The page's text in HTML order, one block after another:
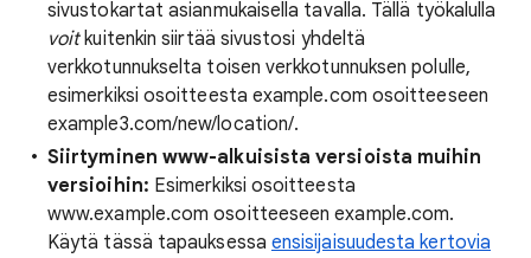
sivustokartat asianmukaisella tavalla. Tällä työkalulla
voitkuitenkin siirtää sivustosi yhdeltä
verkkotunnukselta toisen verkkotunnuksen polulle,
esimerkiksi osoitteesta example.com osoitteeseen
example3.com/new/location/.
Siirtyminen www-alkuisista versioista muihin
versioihin: Esimerkiksi osoitteesta
www.example.com osoitteeseen example.com.
Käytä tässä tapauksessa ensisijaisuudesta kertovia